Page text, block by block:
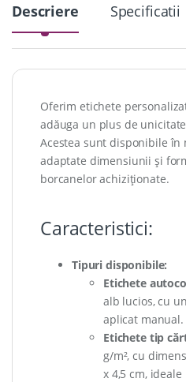
Descriere Specificatii
Oferim etichete
adăuga un plus de
Acestea sunt disponibile în
adaptate dimensiunii și
borcanelor achiziționate.
Caracteristici:
Tipuri disponibile:
Etichete
alb lucios, cu
aplicat manual.
Etichete tip
g/m², cu
x 4,5 cm,